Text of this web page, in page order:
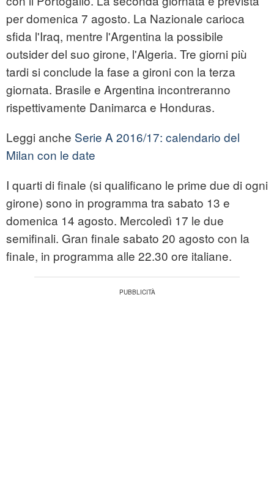
per domenica 7 agosto. La Nazionale carioca
sfida l'Iraq, mentre l'Argentina la possibile
outsider del suo girone, l'Algeria. Tre giorni più
tardi si conclude la fase a gironi con la terza
giornata. Brasile e Argentina incontreranno
rispettivamente Danimarca e Honduras.
Leggi anche Serie A 2016/17: calendario del
Milan con le date
I quarti di finale (si qualificano le prime due di ogni
girone) sono in programma tra sabato 13 e
domenica 14 agosto. Mercoledì 17 le due
semifinali. Gran finale sabato 20 agosto con la
finale, in programma alle 22.30 ore italiane.